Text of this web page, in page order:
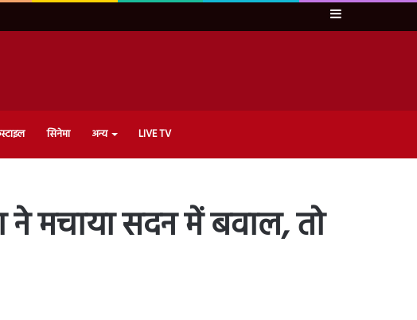
Sidebar
सिनेमा अन्य LIVE TV
मचाया सदन में बवाल, तो